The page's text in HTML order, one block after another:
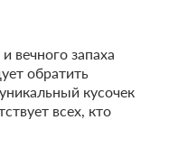
вечного запаха
обратить
кусочек
всех, кто